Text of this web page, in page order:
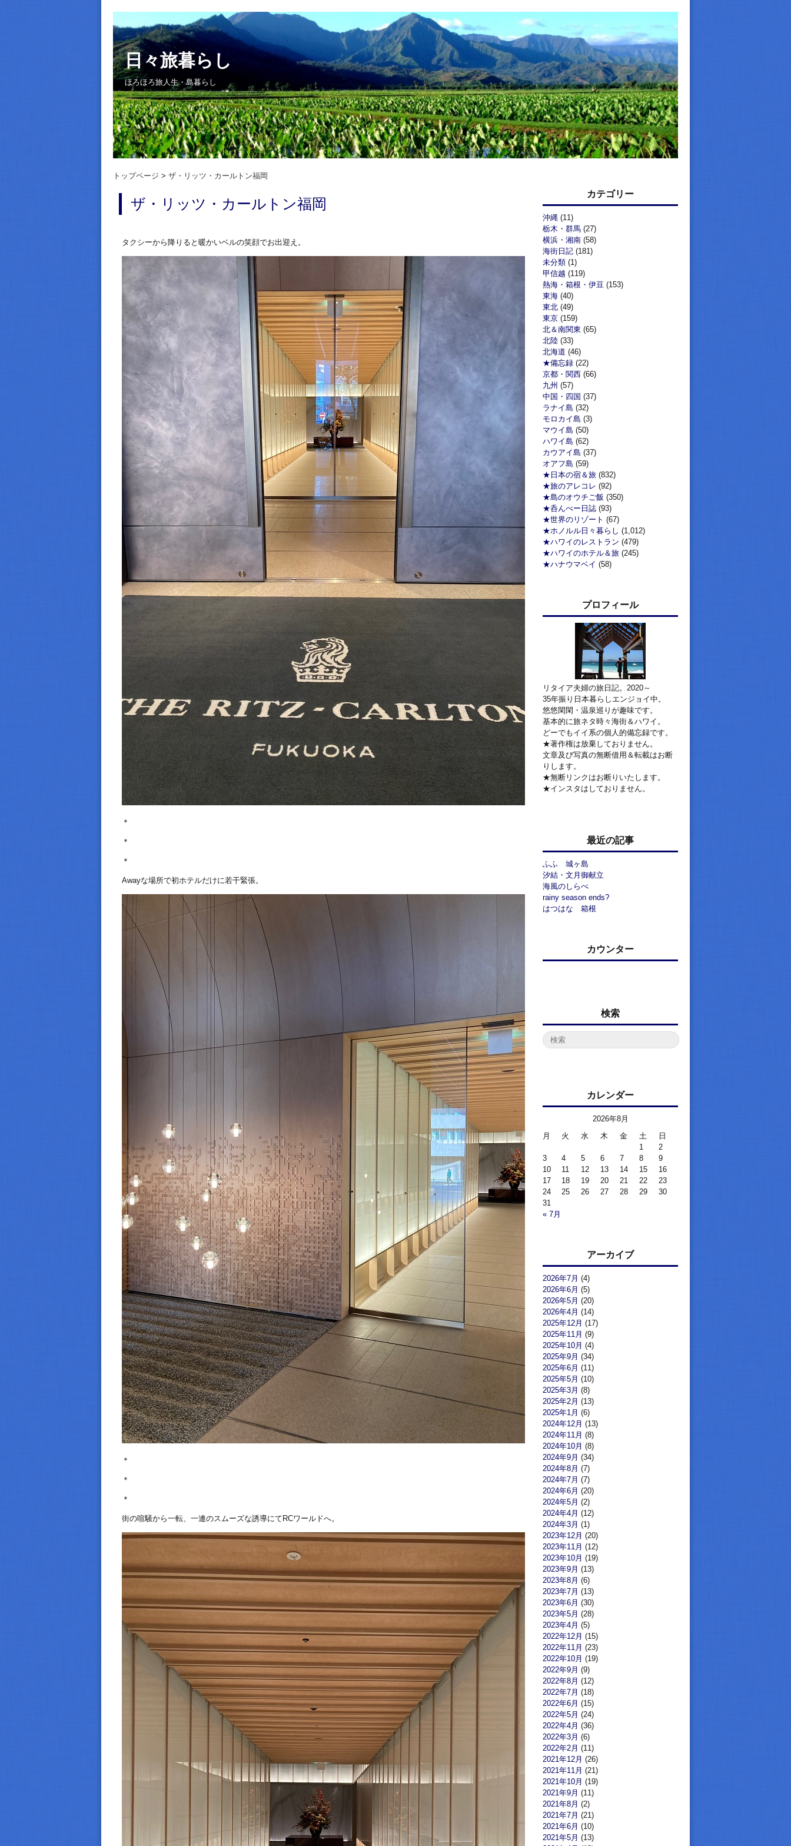
日々旅暮らし
ほろほろ旅人生・島暮らし
トップページ ザ・リッツ・カールトン福岡
ザ・リッツ・カールトン福岡
タクシーから降りると暖かいベルの笑顔でお出迎え。
＊
＊
＊
Awayな場所で初ホテルだけに若干緊張。
＊
＊
＊
街の喧騒から一転、一連のスムーズな誘導にてRCワールドへ。
カテゴリー
沖縄 (11)
栃木・群馬 (27)
横浜・湘南 (58)
海街日記 (181)
未分類 (1)
甲信越 (119)
熱海・箱根・伊豆 (153)
東海 (40)
東北 (49)
東京 (159)
北＆南関東 (65)
北陸 (33)
北海道 (46)
★備忘録 (22)
京都・関西 (66)
九州 (57)
中国・四国 (37)
ラナイ島 (32)
モロカイ島 (3)
マウイ島 (50)
ハワイ島 (62)
カウアイ島 (37)
オアフ島 (59)
★日本の宿＆旅 (832)
★旅のアレコレ (92)
★島のオウチご飯 (350)
★呑んべー日誌 (93)
★世界のリゾート (67)
★ホノルル日々暮らし (1,012)
★ハワイのレストラン (479)
★ハワイのホテル＆旅 (245)
★ハナウマベイ (58)
プロフィール
リタイア夫婦の旅日記。2020～
35年振り日本暮らしエンジョイ中。
悠悠閑閑・温泉巡りが趣味です。
基本的に旅ネタ時々海街＆ハワイ。
どーでもイイ系の個人的備忘録です。
★著作権は放棄しておりません。
文章及び写真の無断借用＆転載はお断
りします。
★無断リンクはお断りいたします。
★インスタはしておりません。
最近の記事
ふふ 城ヶ島
汐結・文月御献立
海風のしらべ
rainy season ends?
はつはな 箱根
カウンター
検索
カレンダー
2026年8月
月
火 水 木 金 土 日
« 7月
1
2
3
4 5 6 7 8
9
10
11 12 13 14 15
16
17
18 19 20 21 22
23
24
25 26 27 28 29
30
31
アーカイブ
2026年7月 (4)
2026年6月 (5)
2026年5月 (20)
2026年4月 (14)
2025年12月 (17)
2025年11月 (9)
2025年10月 (4)
2025年9月 (34)
2025年6月 (11)
2025年5月 (10)
2025年3月 (8)
2025年2月 (13)
2025年1月 (6)
2024年12月 (13)
2024年11月 (8)
2024年10月 (8)
2024年9月 (34)
2024年8月 (7)
2024年7月 (7)
2024年6月 (20)
2024年5月 (2)
2024年4月 (12)
2024年3月 (1)
2023年12月 (20)
2023年11月 (12)
2023年10月 (19)
2023年9月 (13)
2023年8月 (6)
2023年7月 (13)
2023年6月 (30)
2023年5月 (28)
2023年4月 (5)
2022年12月 (15)
2022年11月 (23)
2022年10月 (19)
2022年9月 (9)
2022年8月 (12)
2022年7月 (18)
2022年6月 (15)
2022年5月 (24)
2022年4月 (36)
2022年3月 (6)
2022年2月 (11)
2021年12月 (26)
2021年11月 (21)
2021年10月 (19)
2021年9月 (11)
2021年8月 (2)
2021年7月 (21)
2021年6月 (10)
2021年5月 (13)